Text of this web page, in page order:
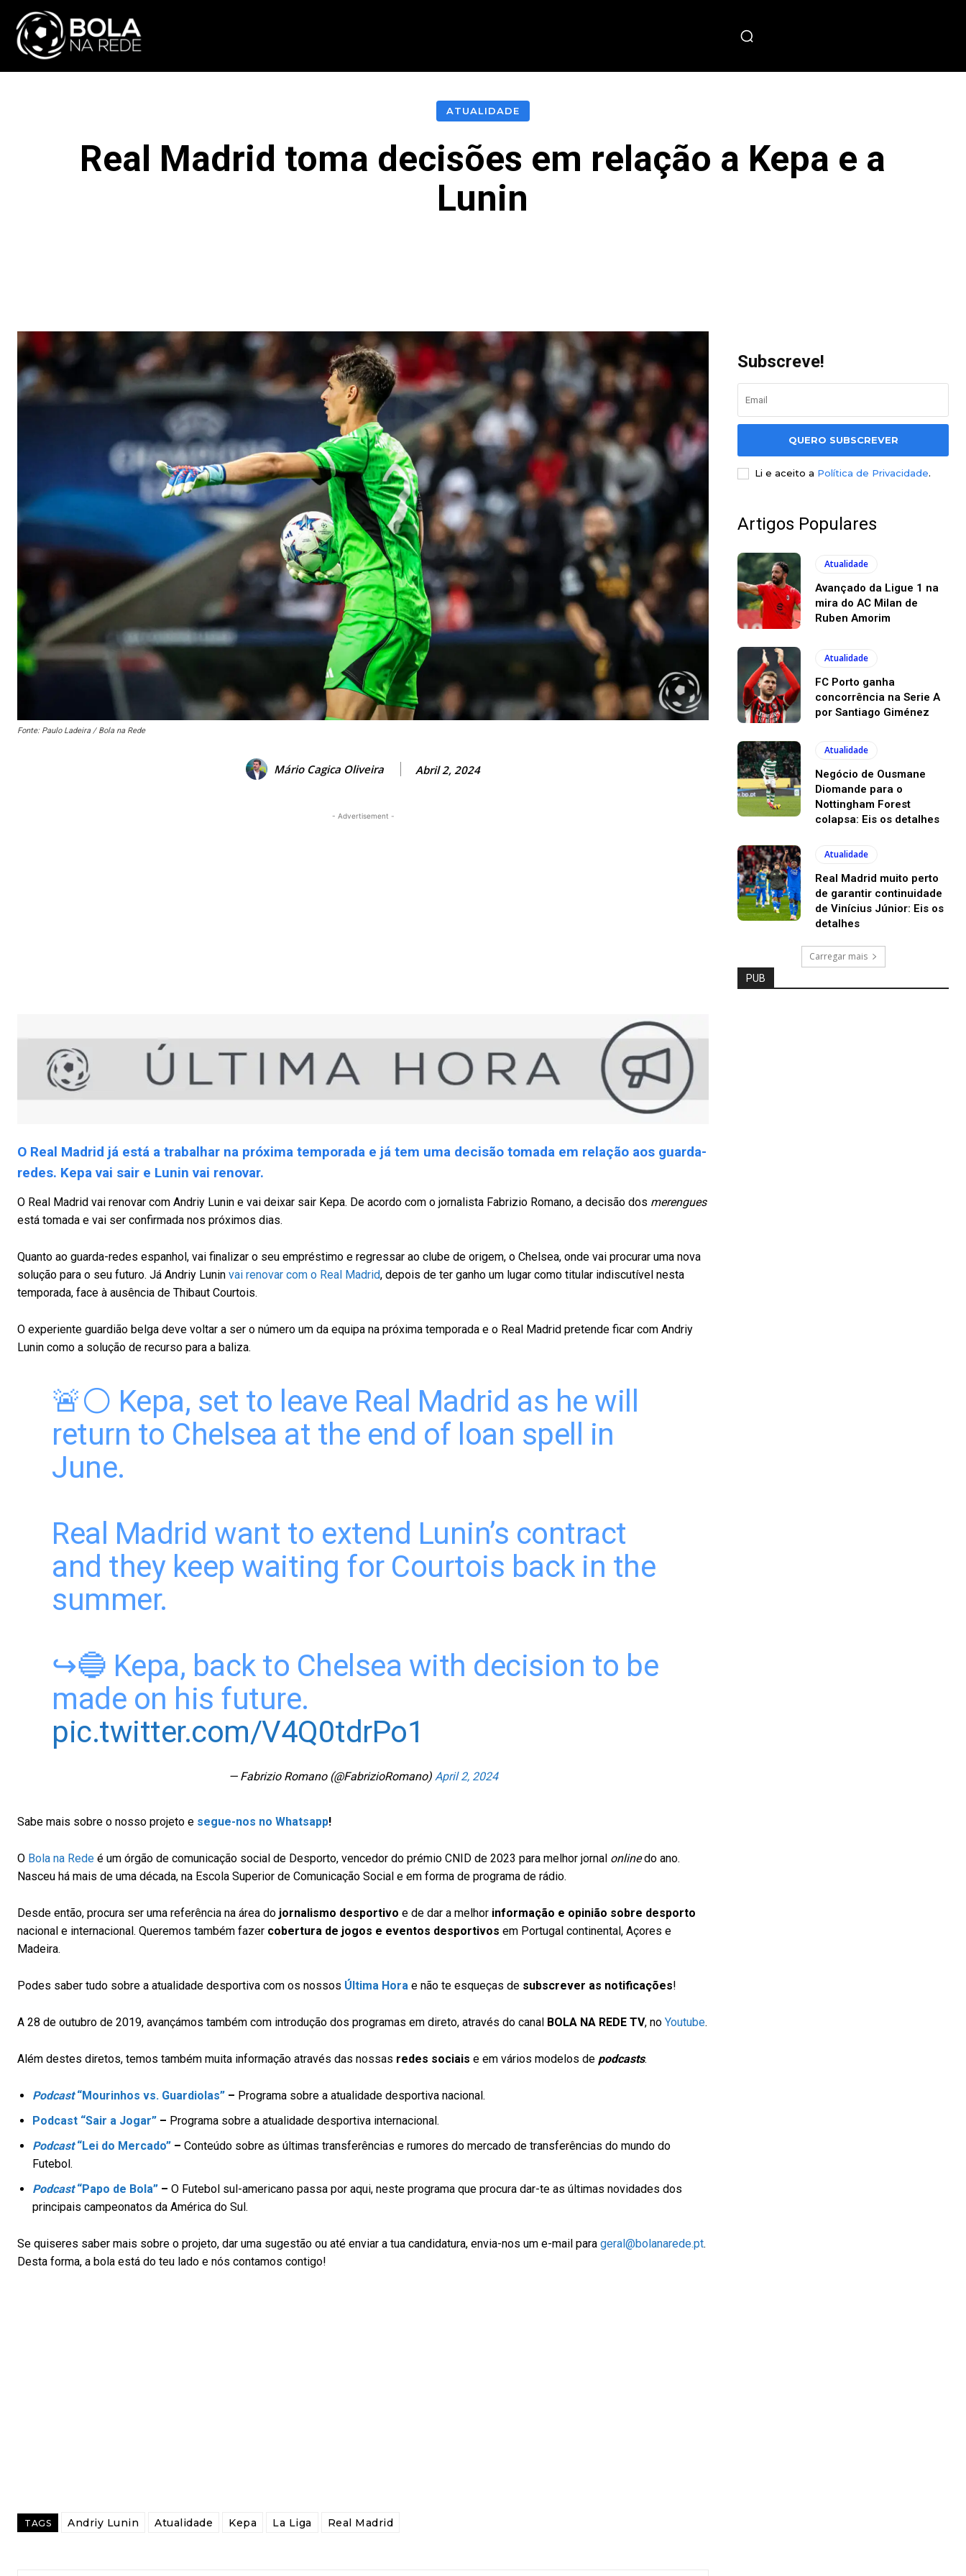
ATUALIDADE
Real Madrid toma decisões em relação a Kepa e a
Lunin
Fonte: Paulo Ladeira / Bola na Rede
Mário Cagica Oliveira Abril 2, 2024
- Advertisement -
O Real Madrid já está a trabalhar na próxima temporada e já tem uma decisão tomada em relação aos guarda-
redes. Kepa vai sair e Lunin vai renovar.
O Real Madrid vai renovar com Andriy Lunin e vai deixar sair Kepa. De acordo com o jornalista Fabrizio Romano, a decisão dos merengues
está tomada e vai ser confirmada nos próximos dias.
Quanto ao guarda-redes espanhol, vai finalizar o seu empréstimo e regressar ao clube de origem, o Chelsea, onde vai procurar uma nova
solução para o seu futuro. Já Andriy Lunin vai renovar com o Real Madrid, depois de ter ganho um lugar como titular indiscutível nesta
temporada, face à ausência de Thibaut Courtois.
O experiente guardião belga deve voltar a ser o número um da equipa na próxima temporada e o Real Madrid pretende ficar com Andriy
Lunin como a solução de recurso para a baliza.
🚨⚪️ Kepa, set to leave Real Madrid as he will
return to Chelsea at the end of loan spell in
June.
Real Madrid want to extend Lunin’s contract
and they keep waiting for Courtois back in the
summer.
↪️🔵 Kepa, back to Chelsea with decision to be
made on his future.
pic.twitter.com/V4Q0tdrPo1
— Fabrizio Romano (@FabrizioRomano) April 2, 2024
Sabe mais sobre o nosso projeto e segue-nos no Whatsapp!
O Bola na Rede é um órgão de comunicação social de Desporto, vencedor do prémio CNID de 2023 para melhor jornal onlinedo ano.
Nasceu há mais de uma década, na Escola Superior de Comunicação Social e em forma de programa de rádio.
Desde então, procura ser uma referência na área do jornalismo desportivo e de dar a melhor informação e opinião sobre desporto
nacional e internacional. Queremos também fazer cobertura de jogos e eventos desportivos em Portugal continental, Açores e
Madeira.
Podes saber tudo sobre a atualidade desportiva com os nossos Última Hora e não te esqueças de subscrever as notificações!
A 28 de outubro de 2019, avançámos também com introdução dos programas em direto, através do canal BOLA NA REDE TV, no Youtube.
Além destes diretos, temos também muita informação através das nossas redes sociais e em vários modelos de podcasts.
Podcast“Mourinhos vs. Guardiolas” – Programa sobre a atualidade desportiva nacional.
Podcast “Sair a Jogar” – Programa sobre a atualidade desportiva internacional.
Podcast“Lei do Mercado” – Conteúdo sobre as últimas transferências e rumores do mercado de transferências do mundo do
Futebol.
Podcast“Papo de Bola” – O Futebol sul-americano passa por aqui, neste programa que procura dar-te as últimas novidades dos
principais campeonatos da América do Sul.
Se quiseres saber mais sobre o projeto, dar uma sugestão ou até enviar a tua candidatura, envia-nos um e-mail para geral@bolanarede.pt.
Desta forma, a bola está do teu lado e nós contamos contigo!
TAGS Andriy Lunin Atualidade Kepa La Liga Real Madrid
Subscreve!
QUERO SUBSCREVER
Li e aceito a Política de Privacidade.
Artigos Populares
Atualidade
Avançado da Ligue 1 na
mira do AC Milan de
Ruben Amorim
Atualidade
FC Porto ganha
concorrência na Serie A
por Santiago Giménez
Atualidade
Negócio de Ousmane
Diomande para o
Nottingham Forest
colapsa: Eis os detalhes
Atualidade
Real Madrid muito perto
de garantir continuidade
de Vinícius Júnior: Eis os
detalhes
Carregar mais
PUB